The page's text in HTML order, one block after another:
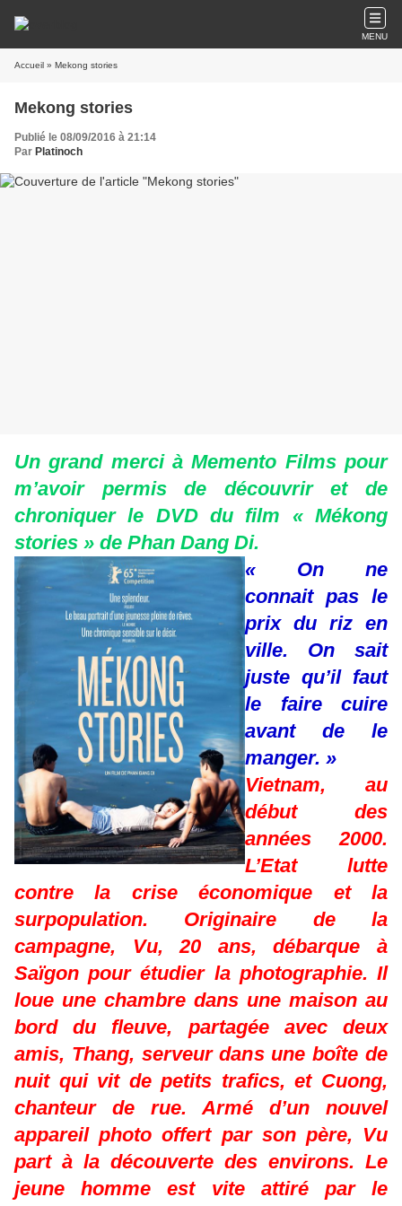
MENU
Accueil » Mekong stories
Mekong stories
Publié le 08/09/2016 à 21:14
Par Platinoch
Un grand merci à Memento Films pour
m’avoir permis de découvrir et de
chroniquer le DVD du film « Mékong
stories » de Phan Dang Di.
« On ne
connait pas le
prix du riz en
ville. On sait
juste qu’il faut
le faire cuire
avant de le
manger. »
Vietnam, au
début des
années 2000.
L’Etat lutte
contre la crise économique et la
surpopulation. Originaire de la
campagne, Vu, 20 ans, débarque à
Saïgon pour étudier la photographie. Il
loue une chambre dans une maison au
bord du fleuve, partagée avec deux
amis, Thang, serveur dans une boîte de
nuit qui vit de petits trafics, et Cuong,
chanteur de rue. Armé d’un nouvel
appareil photo offert par son père, Vu
part à la découverte des environs. Le
jeune homme est vite attiré par le